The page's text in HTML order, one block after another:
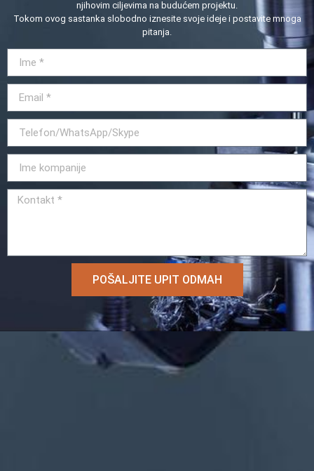
njihovim ciljevima na budućem projektu.
Tokom ovog sastanka slobodno iznesite svoje ideje i postavite mnoga
pitanja.
POŠALJITE UPIT ODMAH